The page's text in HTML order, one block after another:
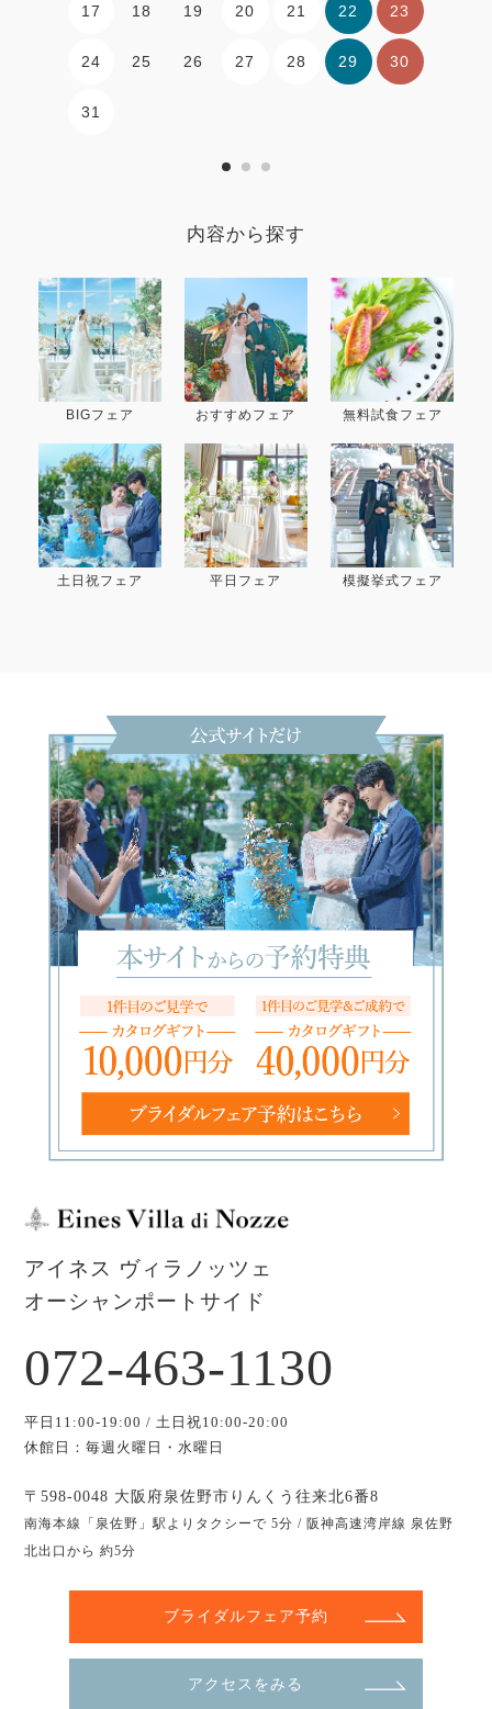
17 18 19 20 21 22 23
24 25 26 27 28 29 30
31
内容から探す
BIGフェア おすすめフェア 無料試食フェア
土日祝フェア 平日フェア 模擬挙式フェア
アイネス ヴィラノッツェ
オーシャンポートサイド
072-463-1130
平日11:00-19:00 / 土日祝10:00-20:00
休館日：毎週火曜日・水曜日
〒598-0048 大阪府泉佐野市りんくう往来北6番8
南海本線「泉佐野」駅よりタクシーで 5分 / 阪神高速湾岸線 泉佐野
北出口から 約5分
ブライダルフェア予約
アクセスをみる